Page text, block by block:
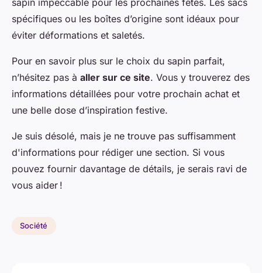
spécifiques ou les boîtes d’origine sont idéaux pour
éviter déformations et saletés.
Pour en savoir plus sur le choix du sapin parfait,
n’hésitez pas à aller sur ce site. Vous y trouverez des
informations détaillées pour votre prochain achat et
une belle dose d’inspiration festive.
Je suis désolé, mais je ne trouve pas suffisamment
d'informations pour rédiger une section. Si vous
pouvez fournir davantage de détails, je serais ravi de
vous aider !
Société